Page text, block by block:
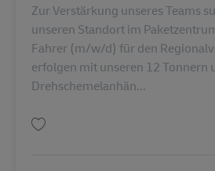
Zur Verstärkung unseres Teams
unseren Standort im
Fahrer (m/w/d) für den
erfolgen mit unseren 12 Tonnern
Drehschemelanhän...